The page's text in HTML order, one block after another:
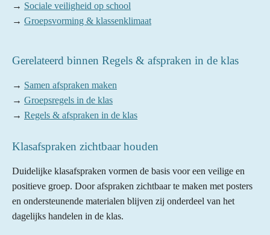
→ Sociale veiligheid op school
→ Groepsvorming & klassenklimaat
Gerelateerd binnen Regels & afspraken in de klas
→ Samen afspraken maken
→ Groepsregels in de klas
→ Regels & afspraken in de klas
Klasafspraken zichtbaar houden
Duidelijke klasafspraken vormen de basis voor een veilige en
positieve groep. Door afspraken zichtbaar te maken met posters
en ondersteunende materialen blijven zij onderdeel van het
dagelijks handelen in de klas.